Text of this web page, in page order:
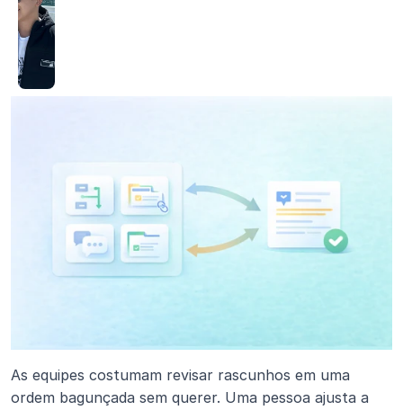
As equipes costumam revisar rascunhos em uma
ordem bagunçada sem querer. Uma pessoa ajusta a